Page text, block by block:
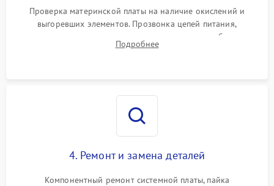
Проверка материнской платы на наличие окислений и
выгоревших элементов. Прозвонка цепей питания,
тестирование приводных моторов колес и турбины
всасывания. Оценка состояния оптических и инфракрасных
Подробнее
4. Ремонт и замена деталей
Компонентный ремонт системной платы, пайка